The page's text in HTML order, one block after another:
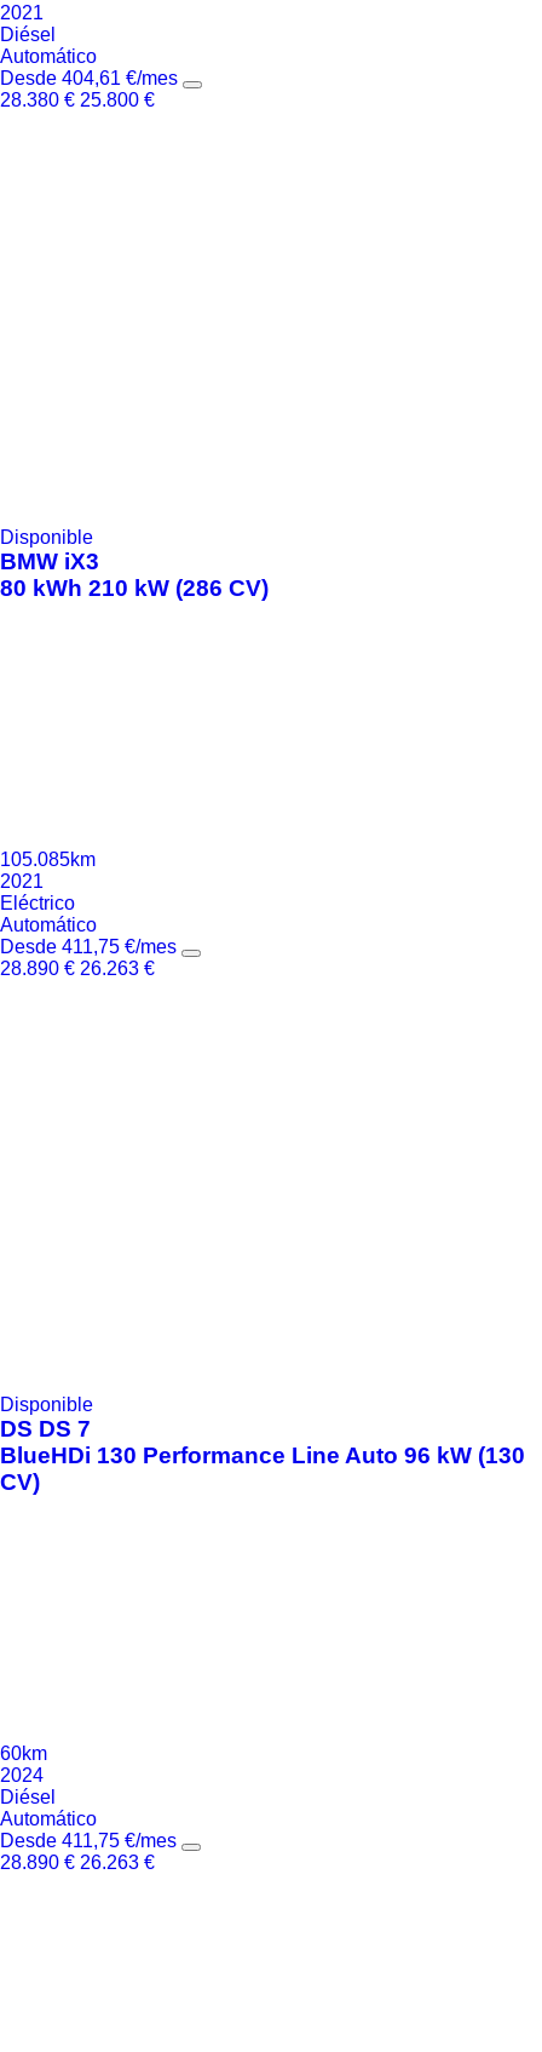
2021
Diésel
Automático
Desde 404,61 €/mes
28.380 € 25.800 €
Disponible
BMW iX3
80 kWh 210 kW (286 CV)
105.085km
2021
Eléctrico
Automático
Desde 411,75 €/mes
28.890 € 26.263 €
Disponible
DS DS 7
BlueHDi 130 Performance Line Auto 96 kW (130
CV)
60km
2024
Diésel
Automático
Desde 411,75 €/mes
28.890 € 26.263 €